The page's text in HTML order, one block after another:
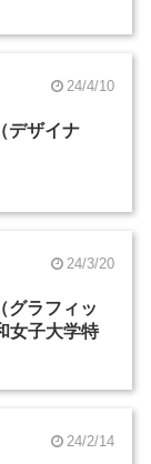
24/4/10
デザイナ
24/3/20
グラフィッ
女子大学特
24/2/14